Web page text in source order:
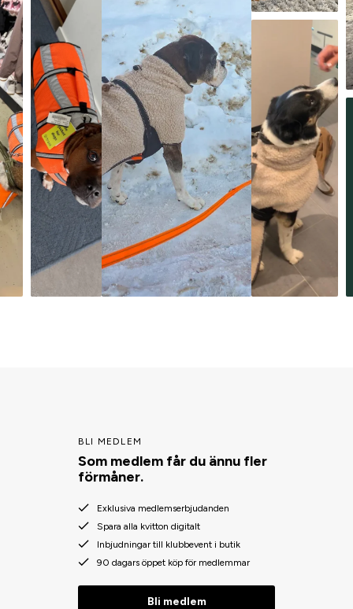
BLI MEDLEM
Som medlem får du ännu fler
förmåner.
Exklusiva medlemserbjudanden
Spara alla kvitton digitalt
Inbjudningar till klubbevent i butik
90 dagars öppet köp för medlemmar
Bli medlem